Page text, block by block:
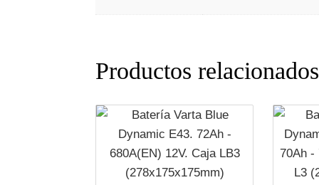
Productos relacionados